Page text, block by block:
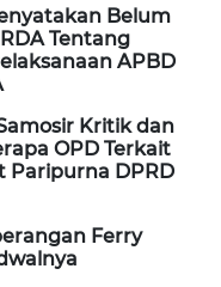
Belum
Tentang
APBD
Kritik dan
OPD Terkait
Paripurna DPRD
Ferry